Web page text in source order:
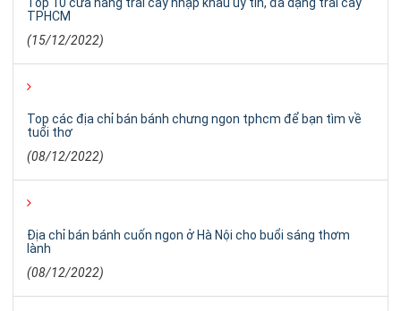
Top 10 cửa hàng trái cây nhập khẩu uy tín, đa dạng trái cây
TPHCM
(15/12/2022)
Top các địa chỉ bán bánh chưng ngon tphcm để bạn tìm về
tuổi thơ
(08/12/2022)
Địa chỉ bán bánh cuốn ngon ở Hà Nội cho buổi sáng thơm
lành
(08/12/2022)